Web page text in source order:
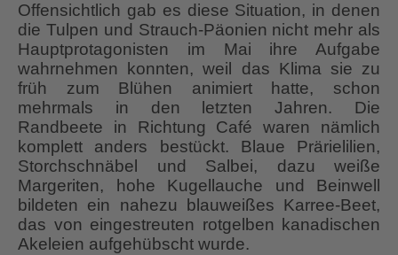
Offensichtlich gab es diese Situation, in denen
die Tulpen und Strauch-Päonien nicht mehr als
Hauptprotagonisten im Mai ihre Aufgabe
wahrnehmen konnten, weil das Klima sie zu
früh zum Blühen animiert hatte, schon
mehrmals in den letzten Jahren. Die
Randbeete in Richtung Café waren nämlich
komplett anders bestückt. Blaue Prärielilien,
Storchschnäbel und Salbei, dazu weiße
Margeriten, hohe Kugellauche und Beinwell
bildeten ein nahezu blauweißes Karree-Beet,
das von eingestreuten rotgelben kanadischen
Akeleien aufgehübscht wurde.